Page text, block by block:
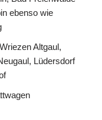
ebenso wie
Altgaul,
Lüdersdorf